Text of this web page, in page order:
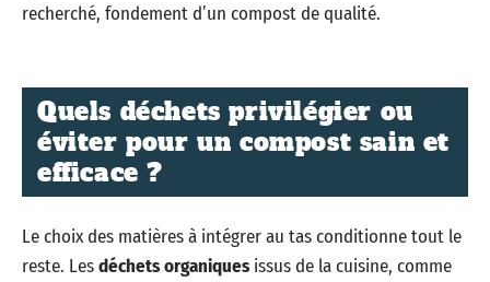
recherché, fondement d’un compost de qualité.
Quels déchets privilégier ou
éviter pour un compost sain et
efficace ?
Le choix des matières à intégrer au tas conditionne tout le
reste. Lesdéchets organiquesissus de la cuisine, comme